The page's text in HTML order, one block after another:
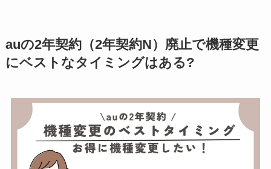
auの2年契約（2年契約N）廃止で機種変更
にベストなタイミングはある?